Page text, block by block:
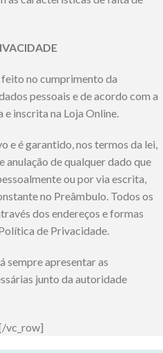
no cumprimento da
pessoais e de acordo com a
inscrita na Loja Online.
e é garantido, nos termos da lei,
de qualquer dado que
ou por via escrita,
no Preâmbulo. Todos os
dos endereços e formas
de Privacidade.
sempre apresentar as
junto da autoridade
vc_row]